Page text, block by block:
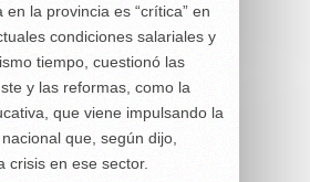
en la provincia es “crítica” en
condiciones salariales y
tiempo, cuestionó las
y las reformas, como la
que viene impulsando la
que, según dijo,
crisis en ese sector.